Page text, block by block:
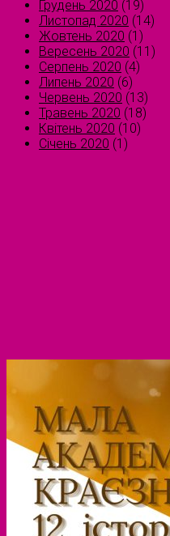
Грудень 2020 (19)
Листопад 2020 (14)
Жовтень 2020 (1)
Вересень 2020 (11)
Серпень 2020 (4)
Липень 2020 (6)
Червень 2020 (13)
Травень 2020 (18)
Квітень 2020 (10)
Січень 2020 (1)